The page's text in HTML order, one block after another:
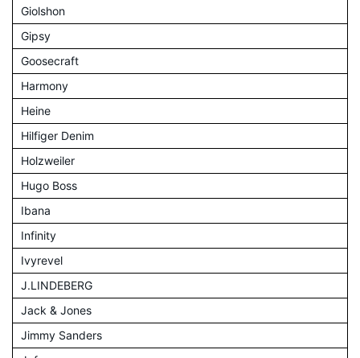
Giolshon
Gipsy
Goosecraft
Harmony
Heine
Hilfiger Denim
Holzweiler
Hugo Boss
Ibana
Infinity
Ivyrevel
J.LINDEBERG
Jack & Jones
Jimmy Sanders